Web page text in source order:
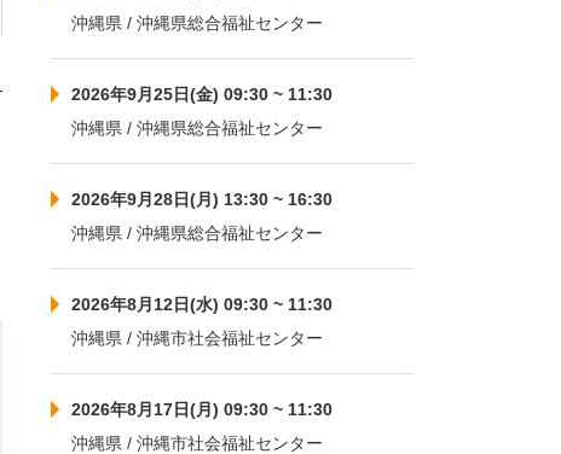
沖縄県 / 沖縄県総合福祉センター
2026年9月25日(金) 09:30 ~ 11:30
沖縄県 / 沖縄県総合福祉センター
2026年9月28日(月) 13:30 ~ 16:30
沖縄県 / 沖縄県総合福祉センター
2026年8月12日(水) 09:30 ~ 11:30
沖縄県 / 沖縄市社会福祉センター
2026年8月17日(月) 09:30 ~ 11:30
沖縄県 / 沖縄市社会福祉センター